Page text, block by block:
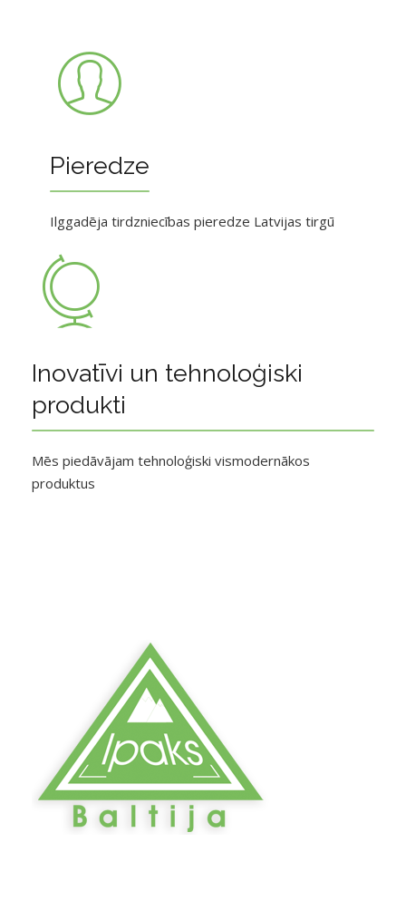
Pieredze
Ilggadēja tirdzniecības pieredze Latvijas tirgū
Inovatīvi un tehnoloģiski
produkti
Mēs piedāvājam tehnoloģiski vismodernākos
produktus